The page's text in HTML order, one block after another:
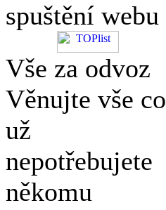
spuštění webu
Vše za odvoz
Věnujte vše co
už
nepotřebujete
někomu